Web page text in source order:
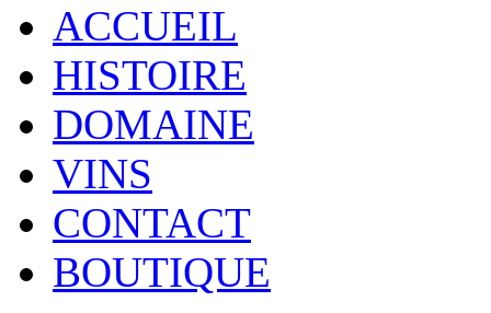
ACCUEIL
HISTOIRE
DOMAINE
VINS
CONTACT
BOUTIQUE